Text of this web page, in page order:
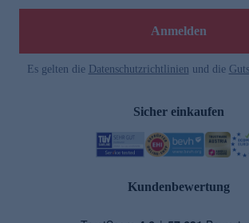
Anmelden
Es gelten die Datenschutzrichtlinien und die
Sicher einkaufen
Kundenbewertung